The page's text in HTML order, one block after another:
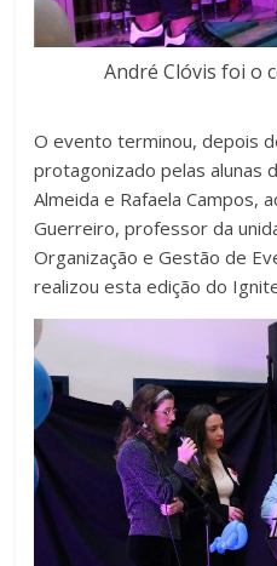
André Clóvis foi o
O evento terminou, depois
protagonizado pelas alunas
Almeida e Rafaela Campos,
Guerreiro, professor da
Organização e Gestão de
realizou esta edição do